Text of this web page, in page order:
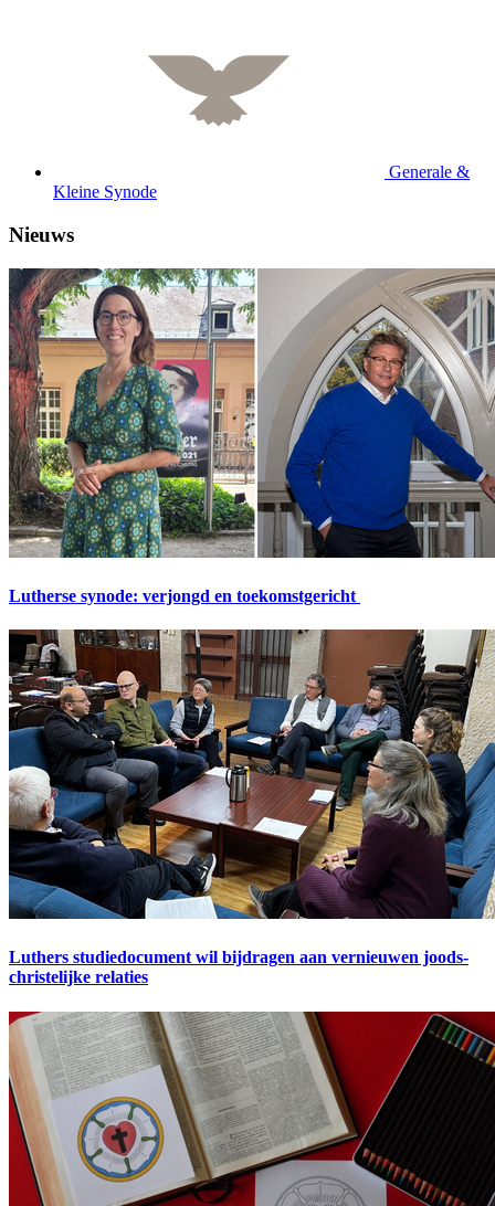
Generale &
Kleine Synode
Nieuws
Lutherse synode: verjongd en toekomstgericht
Luthers studiedocument wil bijdragen aan vernieuwen joods-
christelijke relaties